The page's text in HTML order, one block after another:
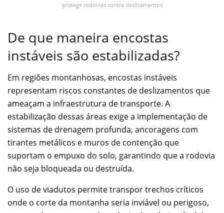
protege rodovias contra deslizamentos
De que maneira encostas
instáveis são estabilizadas?
Em regiões montanhosas, encostas instáveis
representam riscos constantes de deslizamentos que
ameaçam a infraestrutura de transporte. A
estabilização dessas áreas exige a implementação de
sistemas de drenagem profunda, ancoragens com
tirantes metálicos e muros de contenção que
suportam o empuxo do solo, garantindo que a rodovia
não seja bloqueada ou destruída.
O uso de viadutos permite transpor trechos críticos
onde o corte da montanha seria inviável ou perigoso,